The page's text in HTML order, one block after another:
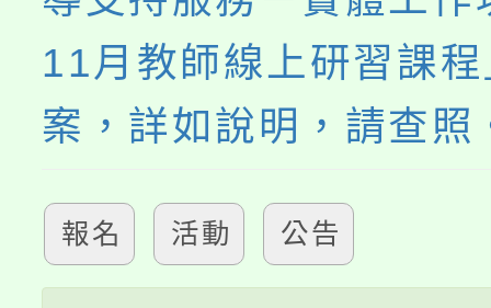
11月教師線上研習課
案，詳如說明，請查照
報名 活動 公告